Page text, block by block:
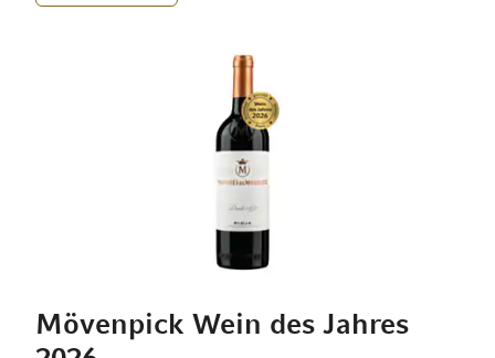
Mövenpick Wein des Jahres